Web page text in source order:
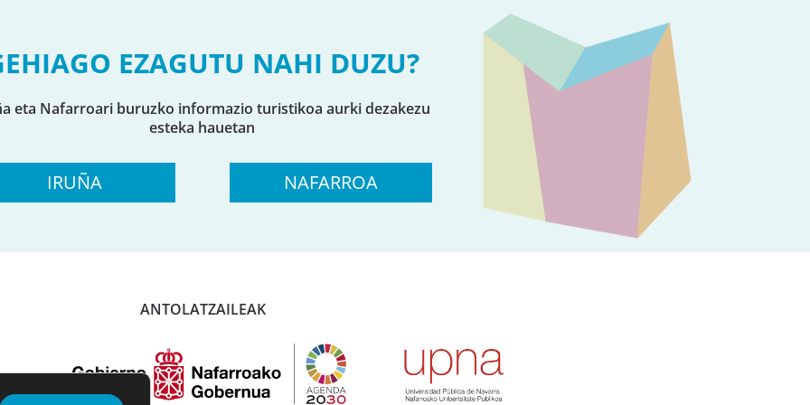
EZAGUTU NAHI DUZU?
eta Nafarroari buruzko informazio turistikoa aurki dezakezu
esteka hauetan
IRUÑA NAFARROA
ANTOLATZAILEAK